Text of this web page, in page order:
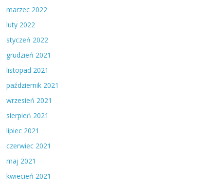
marzec 2022
luty 2022
styczeń 2022
grudzień 2021
listopad 2021
październik 2021
wrzesień 2021
sierpień 2021
lipiec 2021
czerwiec 2021
maj 2021
kwiecień 2021